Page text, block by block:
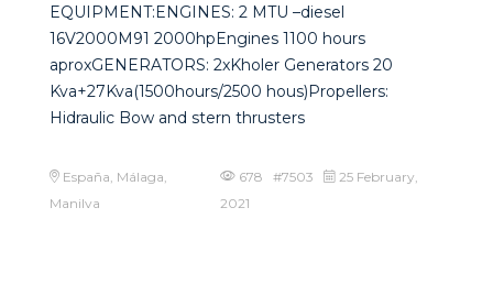
EQUIPMENT:ENGINES: 2 MTU –diesel
16V2000M91 2000hpEngines 1100 hours
aproxGENERATORS: 2xKholer Generators 20
Kva+27Kva(1500hours/2500 hous)Propellers:
Hidraulic Bow and stern thrusters
España, Málaga,
Manilva
678 #7503
25 February,
2021